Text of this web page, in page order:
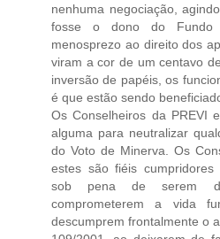
nenhuma negociação,
fosse o dono do Fundo
menosprezo ao direito dos
viram a cor de um centavo
inversão de papéis, os
é que estão sendo
Os Conselheiros da PREVI
alguma para neutralizar
do Voto de Minerva. Os
estes são fiéis cumpridores
sob pena de serem
comprometerem a vida
descumprem frontalmente o